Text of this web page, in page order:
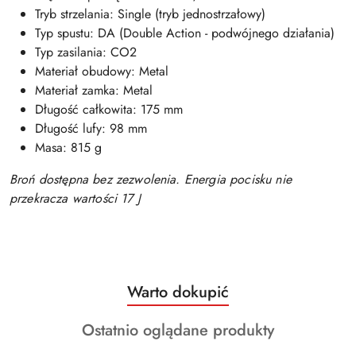
Tryb strzelania: Single (tryb jednostrzałowy)
Typ spustu: DA (Double Action - podwójnego działania)
Typ zasilania: CO2
Materiał obudowy: Metal
Materiał zamka: Metal
Długość całkowita: 175 mm
Długość lufy: 98 mm
Masa: 815 g
Broń dostępna bez zezwolenia. Energia pocisku nie
przekracza wartości 17 J
Pomiń karuzelę produktów
Produkty
o
statusie:
Warto dokupić
Produkty
Ostatnio oglądane produkty